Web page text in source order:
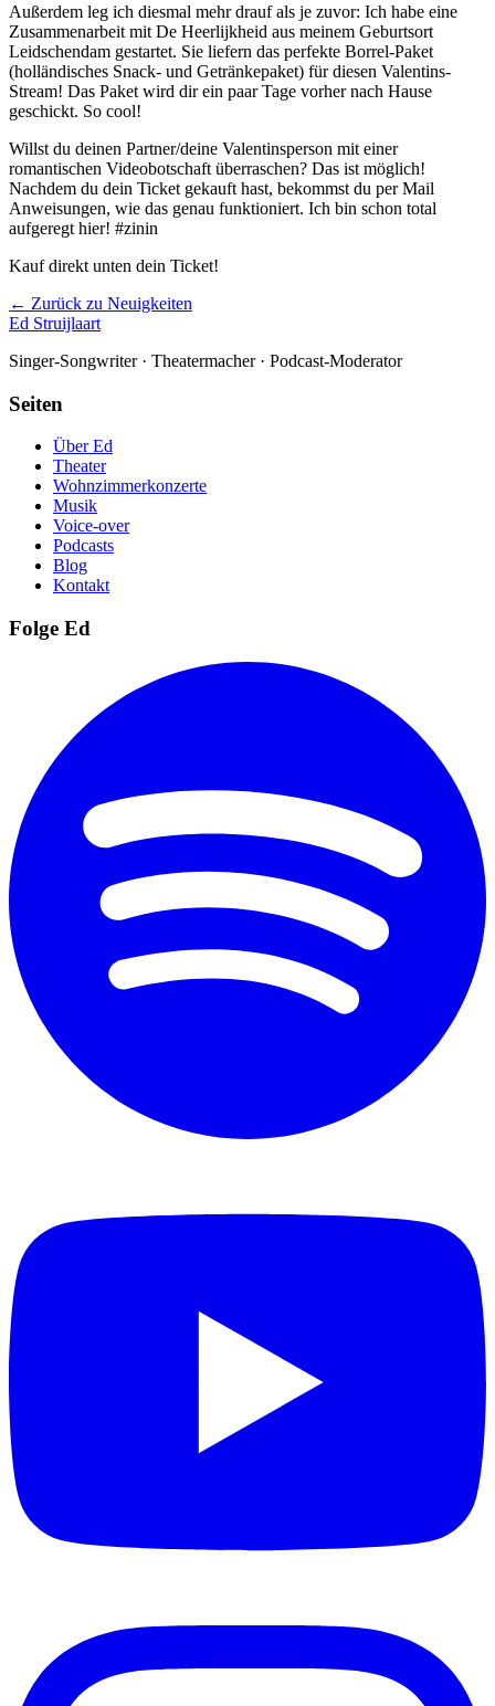
Außerdem leg ich diesmal mehr drauf als je zuvor: Ich habe eine
Zusammenarbeit mit De Heerlijkheid aus meinem Geburtsort
Leidschendam gestartet. Sie liefern das perfekte Borrel-Paket
(holländisches Snack- und Getränkepaket) für diesen Valentins-
Stream! Das Paket wird dir ein paar Tage vorher nach Hause
geschickt. So cool!
Willst du deinen Partner/deine Valentinsperson mit einer
romantischen Videobotschaft überraschen? Das ist möglich!
Nachdem du dein Ticket gekauft hast, bekommst du per Mail
Anweisungen, wie das genau funktioniert. Ich bin schon total
aufgeregt hier! #zinin
Kauf direkt unten dein Ticket!
← Zurück zu Neuigkeiten
Ed Struijlaart
Singer-Songwriter · Theatermacher · Podcast-Moderator
Seiten
Über Ed
Theater
Wohnzimmerkonzerte
Musik
Voice-over
Podcasts
Blog
Kontakt
Folge Ed